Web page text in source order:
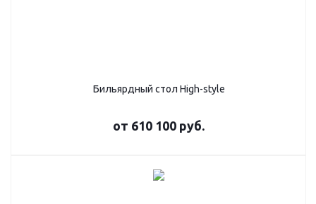
Бильярдный стол High-style
от 610 100 руб.